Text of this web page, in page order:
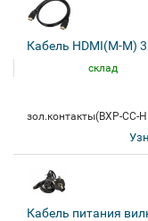
Кабель HDMI(M-M)
склад
зол.контакты(BXP-CC-
Кабель питания